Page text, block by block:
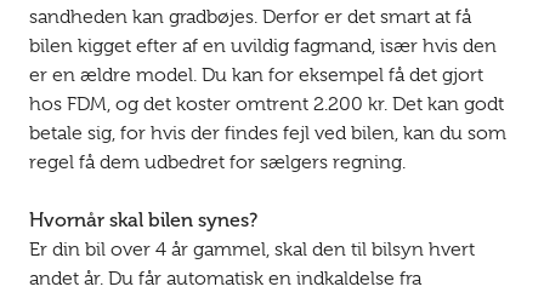
sandheden kan gradbøjes. Derfor er det smart at få
bilen kigget efter af en uvildig fagmand, især hvis den
er en ældre model. Du kan for eksempel få det gjort
hos FDM, og det koster omtrent 2.200 kr. Det kan godt
betale sig, for hvis der findes fejl ved bilen, kan du som
regel få dem udbedret for sælgers regning.
Hvornår skal bilen synes?
Er din bil over 4 år gammel, skal den til bilsyn hvert
andet år. Du får automatisk en indkaldelse fra